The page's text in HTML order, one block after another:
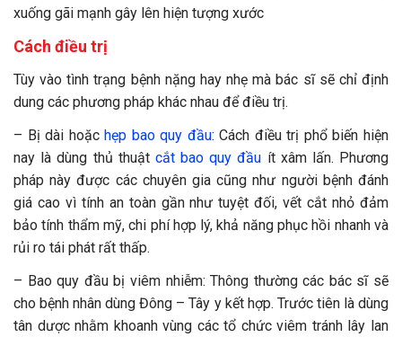
xuống gãi mạnh gây lên hiện tượng xước
Cách điều trị
Tùy vào tình trạng bệnh nặng hay nhẹ mà bác sĩ sẽ chỉ định
dung các phương pháp khác nhau để điều trị.
– Bị dài hoặchẹp bao quy đầu: Cách điều trị phổ biến hiện
nay là dùng thủ thuật cắt bao quy đầu ít xâm lấn. Phương
pháp này được các chuyên gia cũng như người bệnh đánh
giá cao vì tính an toàn gần như tuyệt đối, vết cắt nhỏ đảm
bảo tính thẩm mỹ, chi phí hợp lý, khả năng phục hồi nhanh và
rủi ro tái phát rất thấp.
– Bao quy đầu bị viêm nhiễm: Thông thường các bác sĩ sẽ
cho bệnh nhân dùng Đông – Tây y kết hợp. Trước tiên là dùng
tân dược nhằm khoanh vùng các tổ chức viêm tránh lây lan